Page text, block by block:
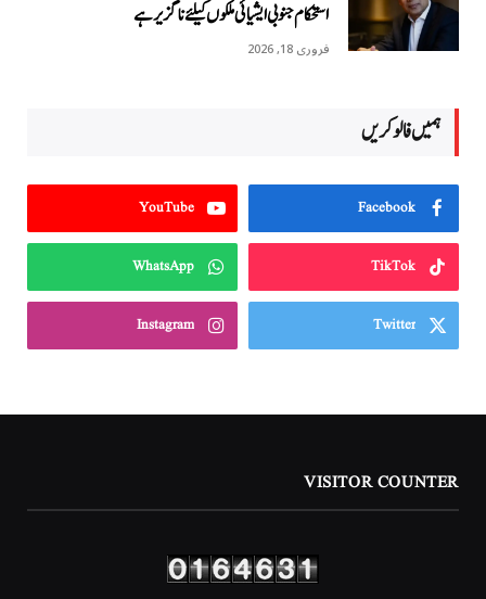
استحکام جنوبی ایشیائی ملکوں کیلئے ناگزیر ہے
فروری 18, 2026
ہمیں فالو کریں
Facebook
YouTube
TikTok
WhatsApp
Twitter
Instagram
VISITOR COUNTER